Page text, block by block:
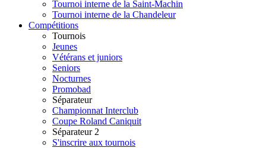
Tournoi interne de la Saint-Machin
Tournoi interne de la Chandeleur
Compétitions
Tournois
Jeunes
Vétérans et juniors
Seniors
Nocturnes
Promobad
Séparateur
Championnat Interclub
Coupe Roland Caniquit
Séparateur 2
S'inscrire aux tournois